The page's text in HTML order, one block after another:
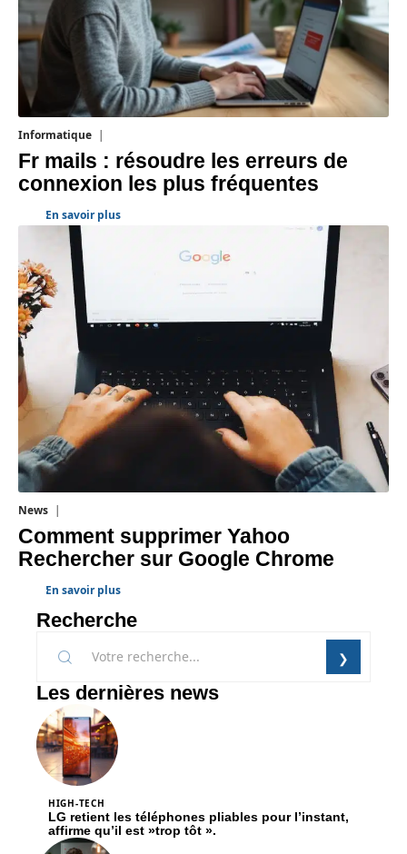
Informatique
Fr mails : résoudre les erreurs de
connexion les plus fréquentes
En savoir plus
News
Comment supprimer Yahoo
Rechercher sur Google Chrome
En savoir plus
Recherche
Les dernières news
HIGH-TECH
LG retient les téléphones pliables pour l’instant,
affirme qu’il est »trop tôt ».